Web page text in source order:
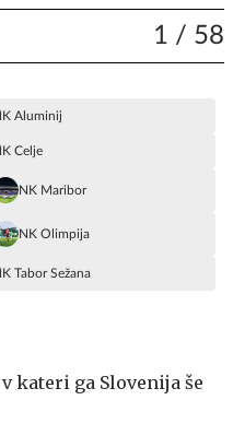
1 / 58
Aluminij
Celje
NK Maribor
NK Olimpija
Tabor Sežana
kateri ga Slovenija še